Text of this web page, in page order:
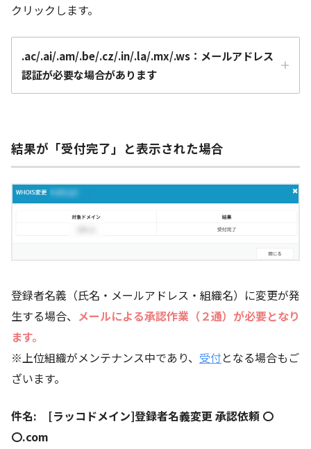
クリックします。
.ac/.ai/.am/.be/.cz/.in/.la/.mx/.ws：メールアドレス
認証が必要な場合があります
結果が「受付完了」と表示された場合
登録者名義（氏名・メールアドレス・組織名）に変更が発
生する場合、 メールによる承認作業（２通）が必要となり
ます。
※上位組織がメンテナンス中であり、 受付となる場合もご
ざいます。
件名: [ラッコドメイン]登録者名義変更 承認依頼 〇
〇.com